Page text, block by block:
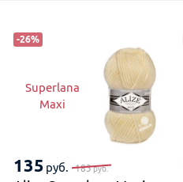
-26%
Superlana
Maxi
135 руб. 183руб.